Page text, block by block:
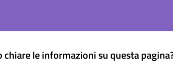
chiare le informazioni su questa